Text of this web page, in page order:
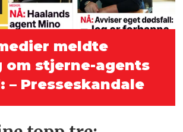
meldte
stjerne-agents
– Presse­skandale